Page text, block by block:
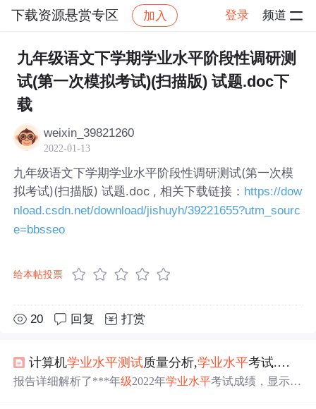
下载资源悬赏专区 加入 登录 频道
社区 下载资源悬赏专区 帖子详情
九年级语文下学期学业水平阶段性调研测
试(第一次模拟考试)(扫描版) 试题.doc下
载
weixin_39821260
2022-01-13
九年级语文下学期学业水平阶段性调研测试(第一次模
拟考试)(扫描版) 试题.doc , 相关下载链接： https://dow
nload.csdn.net/download/jishuyh/39221655?utm_sourc
e=bbsseo
给本帖投票
20 回复 打赏
计算机学业水平测试质量分析,学业水平考试.质量分析情况报告模板.
报告详细解析了***年级2022年学业水平考试成绩，显示优